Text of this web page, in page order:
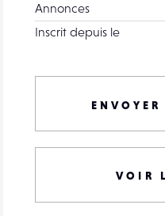
Annonces
Inscrit depuis le
VOIR